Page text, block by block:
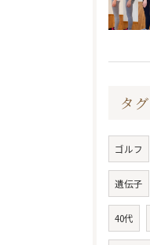
タグ
ゴルフ
遺伝子
40代